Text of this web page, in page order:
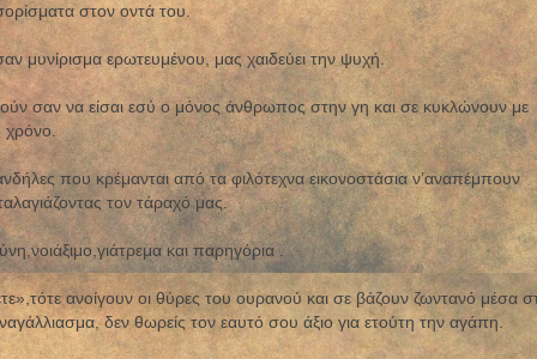
στον οντά του.
μυνίρισμα ερωτευμένου, μας χαιδεύει την ψυχή.
σαν να είσαι εσύ ο μόνος άνθρωπος στην γη και σε κυκλώνουν με
που κρέμανται από τα φιλότεχνα εικονοστάσια ν’αναπέμπουν
τον τάραχό μας.
και παρηγόρια .
ανοίγουν οι θύρες του ουρανού και σε βάζουν ζωντανό μέσα
δεν θωρείς τον εαυτό σου άξιο για ετούτη την αγάπη.